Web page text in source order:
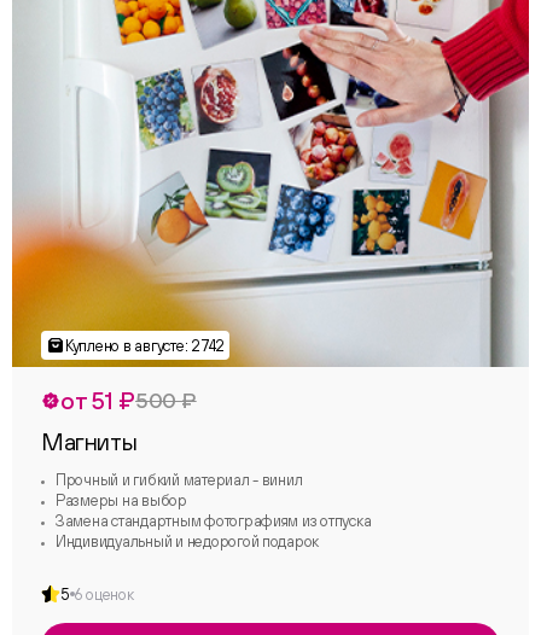
от 51 ₽500 ₽
Магниты
Прочный и гибкий материал - винил
Размеры на выбор
Замена стандартным фотографиям из отпуска
Индивидуальный и недорогой подарок
5 6 оценок